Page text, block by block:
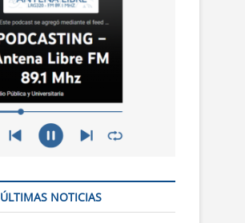
ÚLTIMAS NOTICIAS